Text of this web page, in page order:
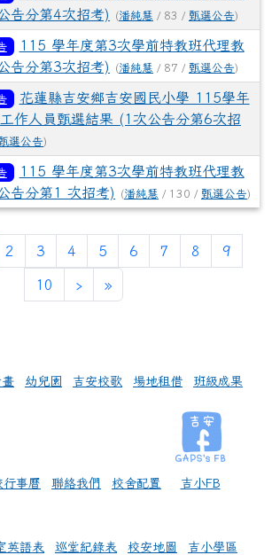
告分第4次招考)
(潘純慧 / 83 / 甄選公告)
115 學年度第3次學前特教班代理教
告分第3次招考)
(潘純慧 / 87 / 甄選公告)
花蓮縣吉安鄉吉安國民小學 115學年
作人員甄選結果 (1次公告分第6次招
選公告)
115 學年度第3次學前特教班代理教
告分第1 次招考)
(潘純慧 / 130 / 甄選公告)
前頁次)
2 3 4 5 6 7 8 9
10 ›下一頁
»最後頁
幼兒園 吉安校歌 場地租借 班級成果
行事曆 聯絡我們 校舍配置 吉小FB
英語表 巡堂紀錄表 校安地圖 吉小學區